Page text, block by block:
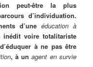
peut-être la plus
d’individuation.
d’uneéducation à
voire totalitariste
à ne pas être
, à unagent en survie